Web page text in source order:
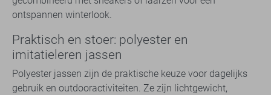
ontspannen winterlook.
Praktisch en stoer: polyester en
imitatieleren jassen
Polyester jassen zijn de praktische keuze voor dagelijks
gebruik en outdooractiviteiten. Ze zijn lichtgewicht,